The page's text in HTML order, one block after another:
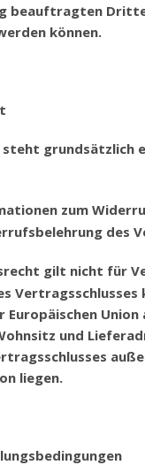
beauftragten
können.
steht grundsätzlich
zum
des
gilt nicht für
Vertragsschlusses
Europäischen Union
und
auß
liegen.